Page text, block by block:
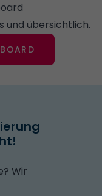
und übersichtlich.
Wir